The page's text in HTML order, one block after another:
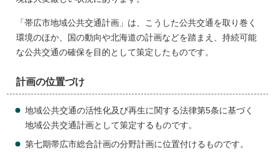
「帯広市地域公共交通計画」は、こうした公共交通を取り巻く
環境のほか、国の動向や北海道の計画などを踏まえ、持続可能
な公共交通の確保を目的として策定したものです。
計画の位置づけ
地域公共交通の活性化及び再生に関する法律第5条に基づく
地域公共交通計画として策定するものです。
第七期帯広市総合計画の分野計画に位置付けるものです。